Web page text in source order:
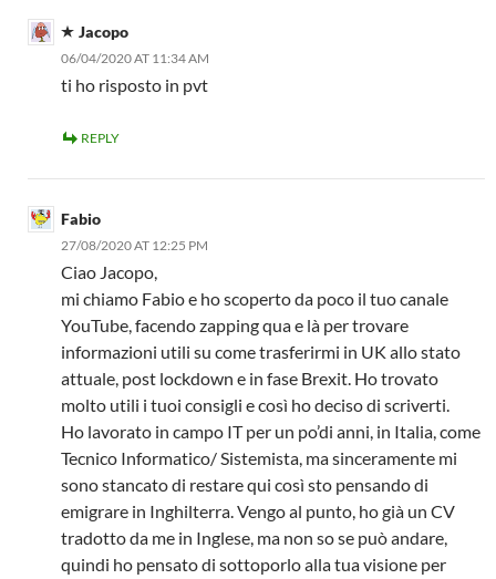
Jacopo
06/04/2020 AT 11:34 AM
ti ho risposto in pvt
REPLY
Fabio
27/08/2020 AT 12:25 PM
Ciao Jacopo,
mi chiamo Fabio e ho scoperto da poco il tuo canale
YouTube, facendo zapping qua e là per trovare
informazioni utili su come trasferirmi in UK allo stato
attuale, post lockdown e in fase Brexit. Ho trovato
molto utili i tuoi consigli e così ho deciso di scriverti.
Ho lavorato in campo IT per un po’di anni, in Italia, come
Tecnico Informatico/ Sistemista, ma sinceramente mi
sono stancato di restare qui così sto pensando di
emigrare in Inghilterra. Vengo al punto, ho già un CV
tradotto da me in Inglese, ma non so se può andare,
quindi ho pensato di sottoporlo alla tua visione per